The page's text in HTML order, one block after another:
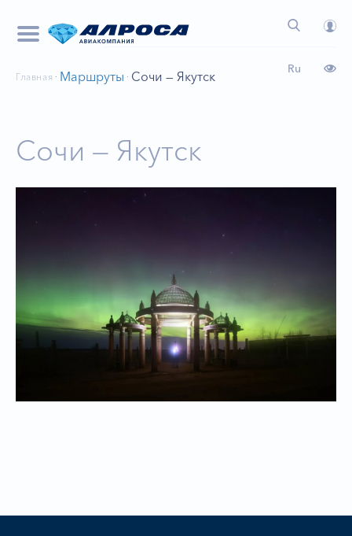
Ru
Главная Маршруты Сочи — Якутск
Сочи — Якутск